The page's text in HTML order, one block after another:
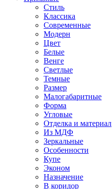
Стиль
Классика
Современные
Модерн
Цвет
Белые
Венге
Светлые
Темные
Размер
Малогабаритные
Форма
Угловые
Отделка и материал
Из МДФ
Зеркальные
Особенности
Купе
Эконом
Назначение
В коридор